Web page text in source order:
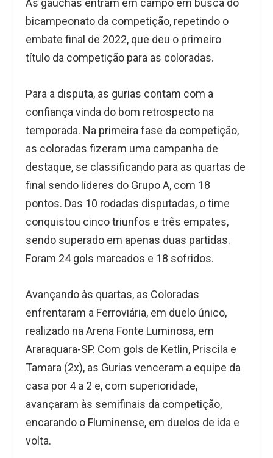
As gaúchas entram em campo em busca do
bicampeonato da competição, repetindo o
embate final de 2022, que deu o primeiro
título da competição para as coloradas.
Para a disputa, as gurias contam com a
confiança vinda do bom retrospecto na
temporada. Na primeira fase da competição,
as coloradas fizeram uma campanha de
destaque, se classificando para as quartas de
final sendo líderes do Grupo A, com 18
pontos. Das 10 rodadas disputadas, o time
conquistou cinco triunfos e três empates,
sendo superado em apenas duas partidas.
Foram 24 gols marcados e 18 sofridos.
Avançando às quartas, as Coloradas
enfrentaram a Ferroviária, em duelo único,
realizado na Arena Fonte Luminosa, em
Araraquara-SP. Com gols de Ketlin, Priscila e
Tamara (2x), as Gurias venceram a equipe da
casa por 4 a 2 e, com superioridade,
avançaram às semifinais da competição,
encarando o Fluminense, em duelos de ida e
volta.